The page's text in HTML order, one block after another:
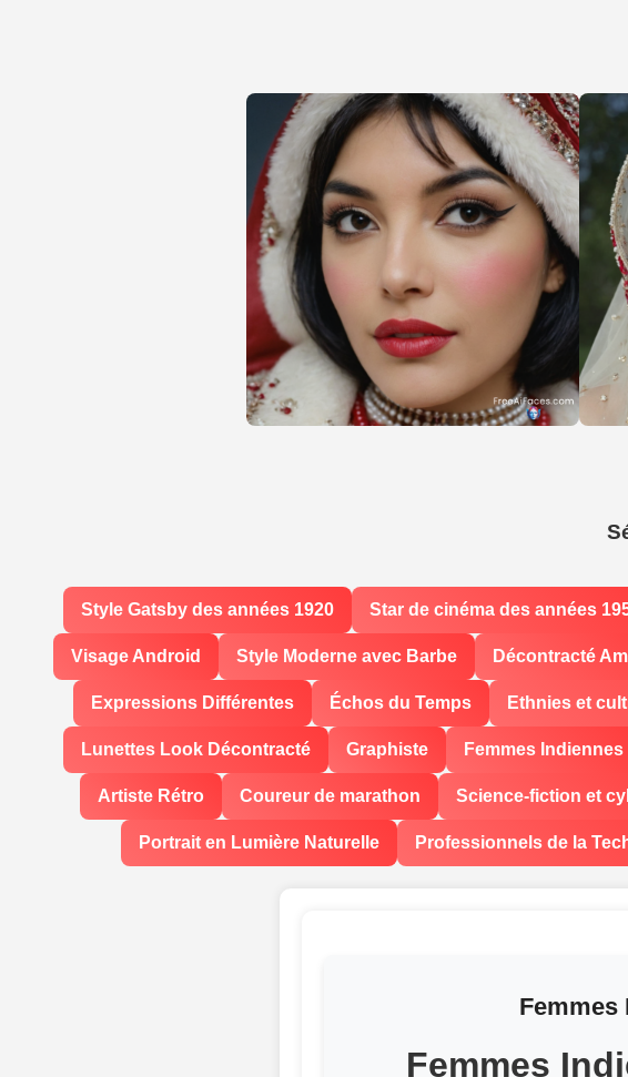
Style Gatsby des années 1920 Star de cinéma des années
Visage Android Style Moderne avec Barbe Décontracté
Expressions Différentes Échos du Temps Ethnies et
Lunettes Look Décontracté Graphiste Femmes Indiennes
Artiste Rétro Coureur de marathon Science-fiction et
Portrait en Lumière Naturelle Professionnels de la
Femmes
Femmes